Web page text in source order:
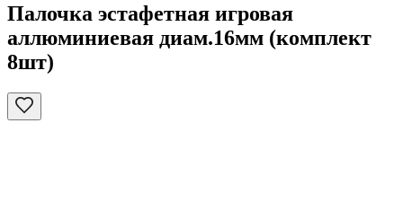
Палочка эстафетная игровая
аллюминиевая диам.16мм (комплект
8шт)